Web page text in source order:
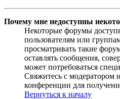
Почему мне недоступны
Некоторые форумы
пользователям или
просматривать такие
оставлять сообщения,
может потребоваться
Свяжитесь с модератором
конференции для
Вернуться к началу